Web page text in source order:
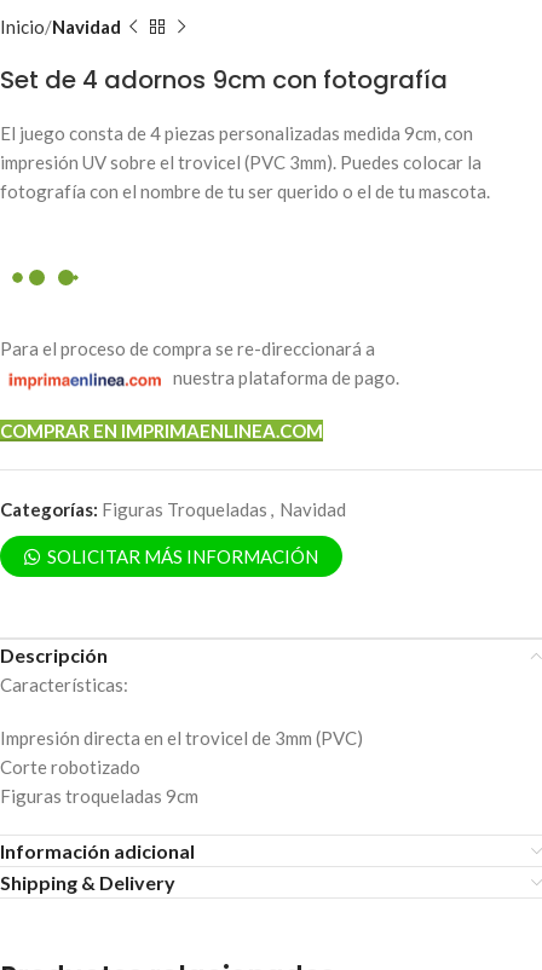
Inicio Navidad
Set de 4 adornos 9cm con fotografía
El juego consta de 4 piezas personalizadas medida 9cm, con
impresión UV sobre el trovicel (PVC 3mm). Puedes colocar la
fotografía con el nombre de tu ser querido o el de tu mascota.
Para el proceso de compra se re-direccionará a
nuestra plataforma de pago.
COMPRAR EN IMPRIMAENLINEA.COM
Categorías: Figuras Troqueladas , Navidad
SOLICITAR MÁS INFORMACIÓN
Descripción
Características:
Impresión directa en el trovicel de 3mm (PVC)
Corte robotizado
Figuras troqueladas 9cm
Información adicional
Shipping & Delivery